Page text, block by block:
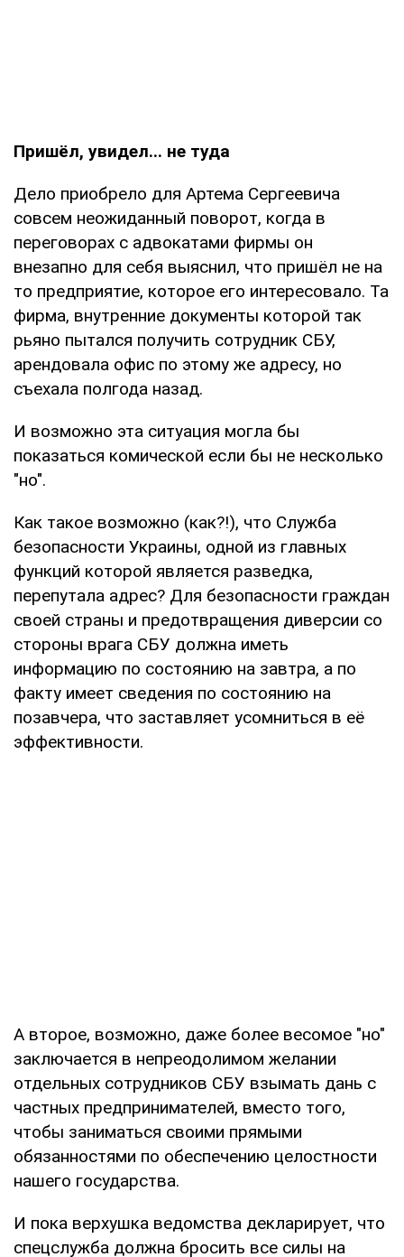
Пришёл, увидел... не туда
Дело приобрело для Артема Сергеевича
совсем неожиданный поворот, когда в
переговорах с адвокатами фирмы он
внезапно для себя выяснил, что пришёл не на
то предприятие, которое его интересовало. Та
фирма, внутренние документы которой так
рьяно пытался получить сотрудник СБУ,
арендовала офис по этому же адресу, но
съехала полгода назад.
И возможно эта ситуация могла бы
показаться комической если бы не несколько
"но".
Как такое возможно (как?!), что Служба
безопасности Украины, одной из главных
функций которой является разведка,
перепутала адрес? Для безопасности граждан
своей страны и предотвращения диверсии со
стороны врага СБУ должна иметь
информацию по состоянию на завтра, а по
факту имеет сведения по состоянию на
позавчера, что заставляет усомниться в её
эффективности.
А второе, возможно, даже более весомое "но"
заключается в непреодолимом желании
отдельных сотрудников СБУ взымать дань с
частных предпринимателей, вместо того,
чтобы заниматься своими прямыми
обязанностями по обеспечению целостности
нашего государства.
И пока верхушка ведомства декларирует, что
спецслужба должна бросить все силы на